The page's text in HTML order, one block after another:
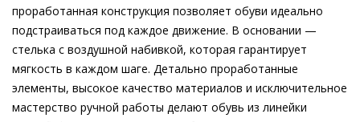
проработанная конструкция позволяет обуви идеально
подстраиваться под каждое движение. В основании —
стелька с воздушной набивкой, которая гарантирует
мягкость в каждом шаге. Детально проработанные
элементы, высокое качество материалов и исключительное
мастерство ручной работы делают обувь из линейки